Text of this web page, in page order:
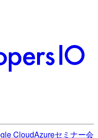
CloudAzureセミナー会